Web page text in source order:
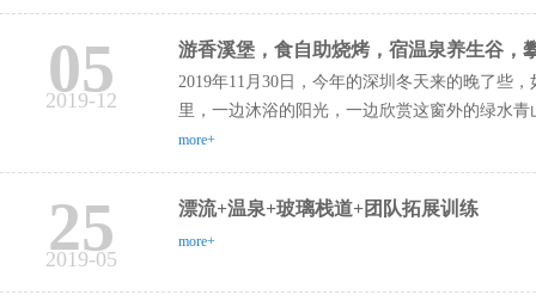
05
2019-12
游香溪堡，食自助烧烤，宿温泉养生谷，
2019年11月30日，今年的深圳冬天来的晚了些
里，一边沐浴的阳光，一边欣赏这窗外的绿水
more+
25
2019-05
漂流+温泉+玻璃栈道+团队拓展训练
more+